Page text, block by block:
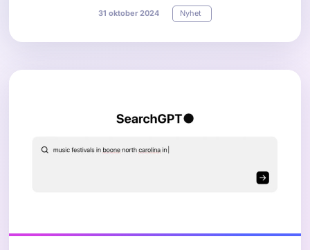
31 oktober 2024 Nyhet